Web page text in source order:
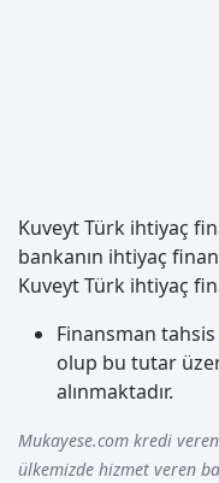
Kuveyt Türk ihtiyaç
bankanın ihtiyaç
Kuveyt Türk ihtiyaç
Finansman
olup bu tutar
alınmaktadır.
Mukayese.com kredi
ülkemizde hizmet veren